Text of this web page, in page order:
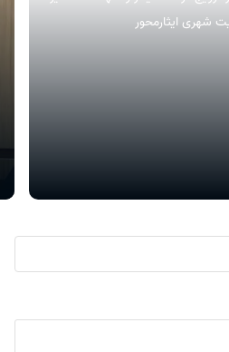
شهری ایثارمحور